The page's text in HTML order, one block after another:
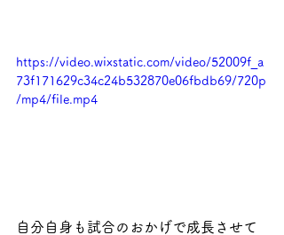
https://video.wixstatic.com/video/52009f_a
73f171629c34c24b532870e06fbdb69/720p
/mp4/file.mp4
自分自身も試合のおかげで成長させて